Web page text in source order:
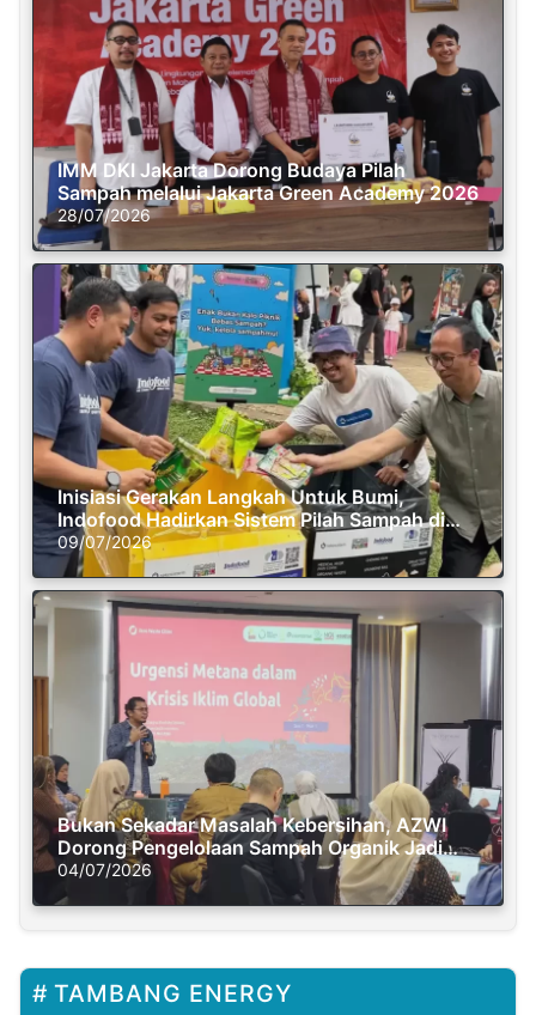
IMM DKI Jakarta Dorong Budaya Pilah
Sampah melalui Jakarta Green Academy 2026
28/07/2026
Inisiasi Gerakan Langkah Untuk Bumi,
Indofood Hadirkan Sistem Pilah Sampah di
Semasa Piknik
09/07/2026
Bukan Sekadar Masalah Kebersihan, AZWI
Dorong Pengelolaan Sampah Organik Jadi
Solusi Krisis Iklim
04/07/2026
TAMBANG ENERGY